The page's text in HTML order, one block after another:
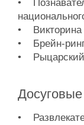
•
• Викторина
• Брейн-
• Рыцарский
•